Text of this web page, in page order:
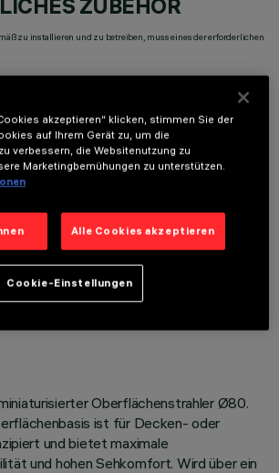
ZUBEHÖR
zu installieren und zu betreiben, muss eines der erforderlichen
KOMPONENTEN
DATEN
Oberflächenstrahler Ø80.
ist für Decken- oder
und bietet maximale
und hohen Sehkomfort. Wird über ein
akzeptieren“ klicken, stimmen Sie der
auf Ihrem Gerät zu, um die
verbessern, die Websitenutzung zu
Marketingbemühungen zu unterstützen.
Alle Cookies akzeptieren
Cookie-Einstellungen